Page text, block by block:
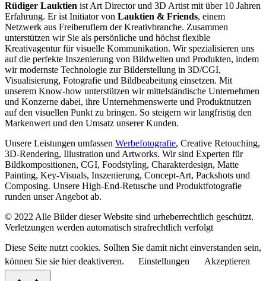
Rüdiger Lauktien ist Art Director und 3D Artist mit über 10 Jahren
Erfahrung. Er ist Initiator von Lauktien & Friends, einem
Netzwerk aus Freiberuflern der Kreativbranche. Zusammen
unterstützen wir Sie als persönliche und höchst flexible
Kreativagentur für visuelle Kommunikation. Wir spezialisieren uns
auf die perfekte Inszenierung von Bildwelten und Produkten, indem
wir modernste Technologie zur Bilderstellung in 3D/CGI,
Visualisierung, Fotografie und Bildbeabeitung einsetzen. Mit
unserem Know-how unterstützen wir mittelständische Unternehmen
und Konzerne dabei, ihre Unternehmenswerte und Produktnutzen
auf den visuellen Punkt zu bringen. So steigern wir langfristig den
Markenwert und den Umsatz unserer Kunden.
Unsere Leistungen umfassen Werbefotografie, Creative Retouching,
3D-Rendering, Illustration und Artworks. Wir sind Experten für
Bildkompositionen, CGI, Foodstyling, Charakterdesign, Matte
Painting, Key-Visuals, Inszenierung, Concept-Art, Packshots und
Composing. Unsere High-End-Retusche und Produktfotografie
runden unser Angebot ab.
© 2022 Alle Bilder dieser Website sind urheberrechtlich geschützt.
Verletzungen werden automatisch strafrechtlich verfolgt
Diese Seite nutzt cookies. Sollten Sie damit nicht einverstanden sein,
können Sie sie hier deaktiveren.
Einstellungen Akzeptieren